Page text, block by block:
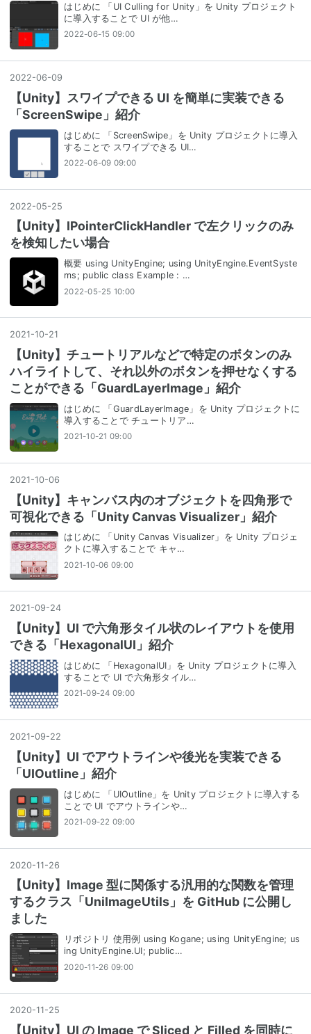
はじめに 「UI Culling for Unity」を Unity プロジェクト
に導入することで UI が他…
2022-06-15 09:00
2022-06-09
【Unity】スワイプできる UI を簡単に実装できる
「ScreenSwipe」紹介
はじめに 「ScreenSwipe」を Unity プロジェクトに導入
することで スワイプできる UI…
2022-06-09 09:00
2022-05-25
【Unity】IPointerClickHandler で左クリックのみ
を検知したい場合
概要 using UnityEngine; using UnityEngine.EventSyste
ms; public class Example : …
2022-05-25 10:00
2021 -10-21
【Unity】チュートリアルなどで特定のボタンのみ
ハイライトして、それ以外のボタンを押せなくする
ことができる「GuardLayerImage」紹介
はじめに 「GuardLayerImage」を Unity プロジェクトに
導入することで チュートリア…
2021-10-21 09:00
2021 -10-06
【Unity】キャンバス内のオブジェクトを四角形で
可視化できる「Unity Canvas Visualizer」紹介
はじめに 「Unity Canvas Visualizer」を Unity プロジェ
クトに導入することで キャ…
2021-10-06 09:00
2021 -09-24
【Unity】UI で六角形タイル状のレイアウトを使用
できる「HexagonalUI」紹介
はじめに 「HexagonalUI」を Unity プロジェクトに導入
することで UI で六角形タイル…
2021-09-24 09:00
2021 -09-22
【Unity】UI でアウトラインや後光を実装できる
「UIOutline」紹介
はじめに 「UIOutline」を Unity プロジェクトに導入する
ことで UI でアウトラインや…
2021-09-22 09:00
2020-11-26
【Unity】Image 型に関係する汎用的な関数を管理
するクラス「UniImageUtils」を GitHub に公開し
ました
リポジトリ 使用例 using Kogane; using UnityEngine; us
ing UnityEngine.UI; public…
2020-11-26 09:00
2020-11 -25
【Unity】UI の Image で Sliced と Filled を同時に